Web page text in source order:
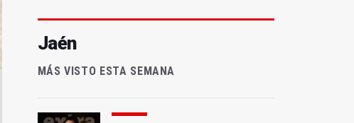
Jaén
MÁS VISTO ESTA SEMANA